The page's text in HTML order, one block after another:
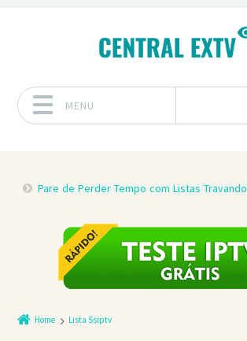
MENU
Pare de Perder Tempo com Listas Travando
Home Lista Ssiptv